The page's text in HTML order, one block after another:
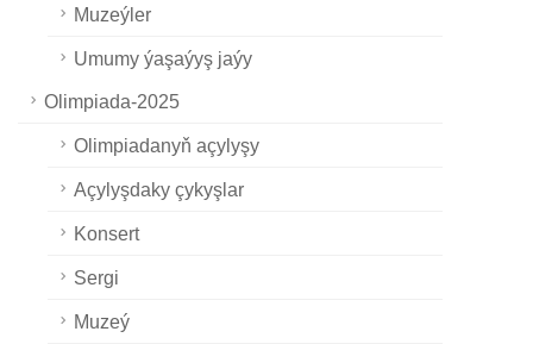
Muzeýler
Umumy ýaşaýyş jaýy
Olimpiada-2025
Olimpiadanyň açylyşy
Açylyşdaky çykyşlar
Konsert
Sergi
Muzeý